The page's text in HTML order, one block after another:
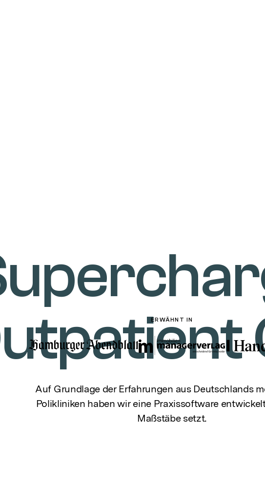
Auf Grundlage der Erfahrungen aus Deutschlands
Polikliniken haben wir eine Praxissoftware
Maßstäbe setzt.
ERWÄHNT IN